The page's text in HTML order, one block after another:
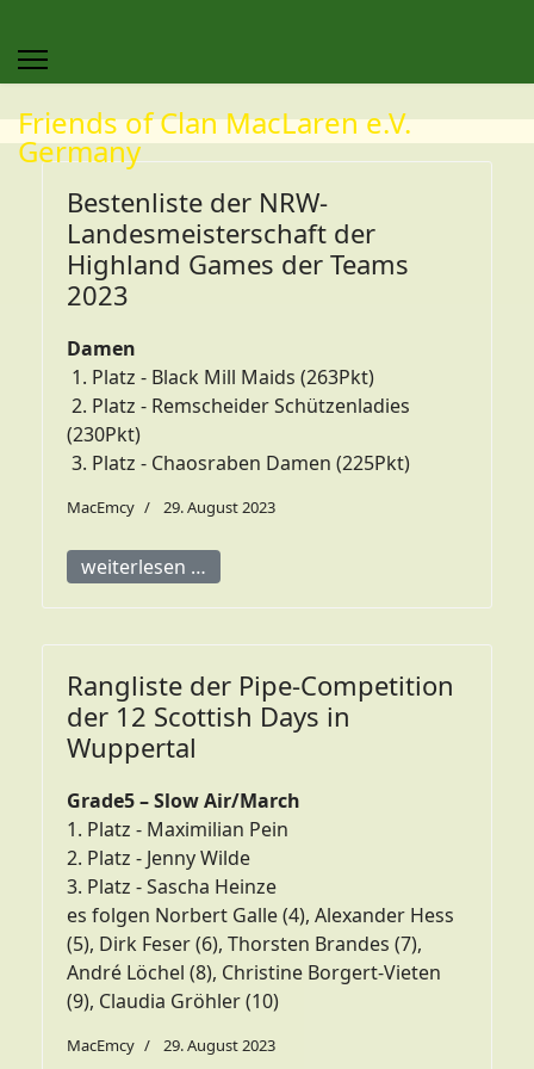
Friends of Clan MacLaren e.V.
Germany
Bestenliste der NRW-
Landesmeisterschaft der
Highland Games der Teams
2023
Damen
1. Platz - Black Mill Maids (263Pkt)
2. Platz - Remscheider Schützenladies
(230Pkt)
3. Platz - Chaosraben Damen (225Pkt)
MacEmcy 29. August 2023
weiterlesen …
Rangliste der Pipe-Competition
der 12 Scottish Days in
Wuppertal
Grade5 – Slow Air/March
1. Platz - Maximilian Pein
2. Platz - Jenny Wilde
3. Platz - Sascha Heinze
es folgen Norbert Galle (4), Alexander Hess
(5), Dirk Feser (6), Thorsten Brandes (7),
André Löchel (8), Christine Borgert-Vieten
(9), Claudia Gröhler (10)
MacEmcy 29. August 2023